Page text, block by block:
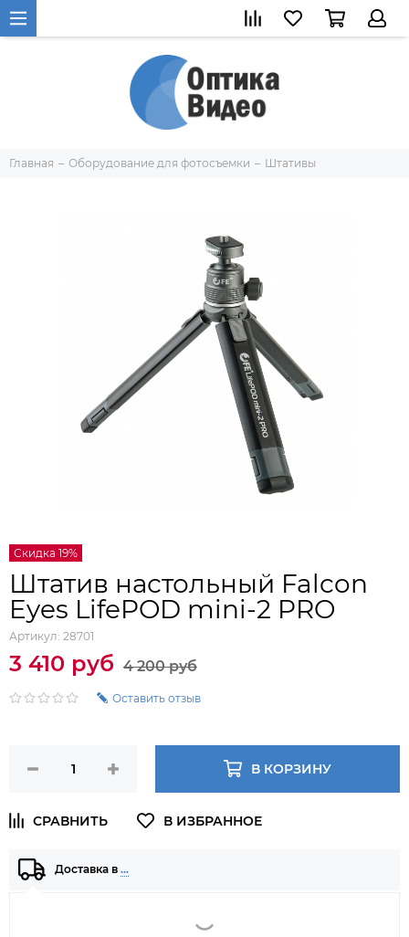
Главная Оборудование для фотосъемки Штативы
Скидка 19%
Штатив настольный Falcon
Eyes LifePOD mini-2 PRO
Артикул: 28701
3 410 руб 4 200 руб
Оставить отзыв
В КОРЗИНУ
Доставка в …